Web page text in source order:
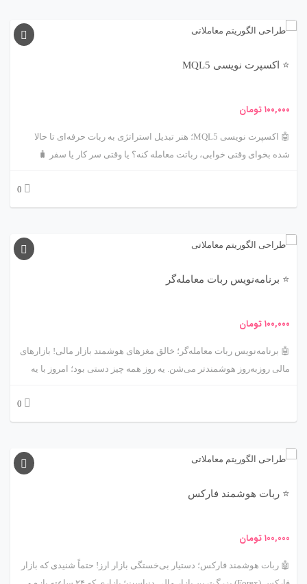
علاوه بر این، با خرید این ربات، می‌توانید یک درخواست تغییر سفارشی
رایگان از تیم ما در مدت یک ماه از تاریخ خرید دریافت کنید. شایان ذکر است
که این ربات از ضمانت و پشتیبانی فنی مادام‌العمر برخوردار است، بنابراین
⭐ اکسپرت نویسی MQL5
۱۰۰,۰۰۰تومان
🤖 اکسپرت نویسی MQL5؛ هنر تبدیل استراتژی به ربات حرفه‌ای تا حالا
شده بخوای وقتی خوابی، رباتت معامله کنه؟ یا وقتی سر کار یا سفر 🧳
تخصصی برای ساخت ربات‌های معاملاتی پیشرفته در پلتفرم MetaTrader 5.
0
⭐ برنامه‌نویس ربات معامله‌گر
۱۰۰,۰۰۰تومان
🤖 برنامه‌نویس ربات معامله‌گر؛ خالق مغزهای هوشمند بازار مالی! بازارهای
مالی روزبه‌روز هوشمندتر می‌شن. یه روز همه چیز دستی بود؛ امروز با یه
معامله‌گر»!
0
⭐ ربات هوشمند فارکس
۱۰۰,۰۰۰تومان
🤖 ربات هوشمند فارکس؛ دستیار بی‌خستگی بازار ارز! حتماً شنیدی که بازار